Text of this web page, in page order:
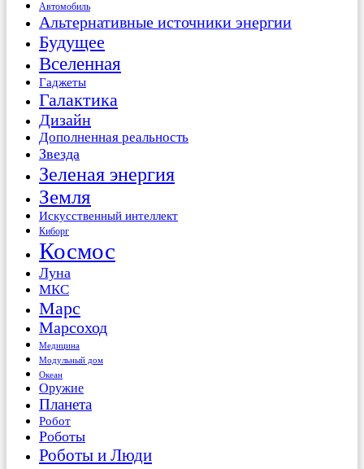
Автомобиль
Альтернативные источники энергии
Будущее
Вселенная
Гаджеты
Галактика
Дизайн
Дополненная реальность
Звезда
Зеленая энергия
Земля
Искусственный интеллект
Киборг
Космос
Луна
МКС
Марс
Марсоход
Медицина
Модульный дом
Океан
Оружие
Планета
Робот
Роботы
Роботы и Люди